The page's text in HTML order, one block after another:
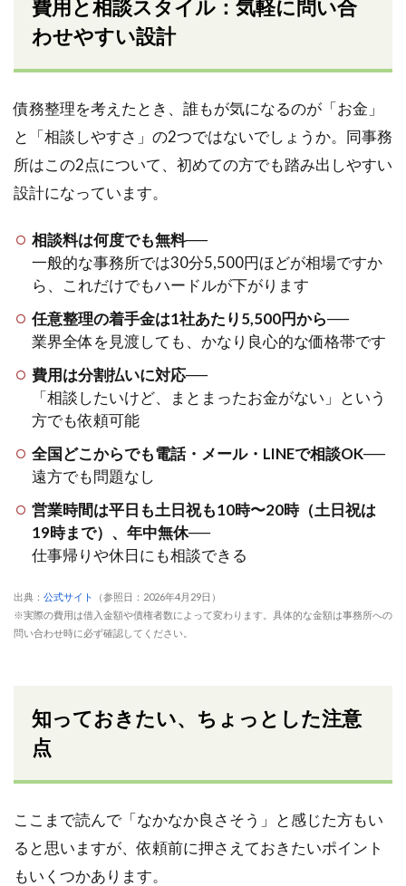
費用と相談スタイル：気軽に問い合
わせやすい設計
債務整理を考えたとき、誰もが気になるのが「お金」
と「相談しやすさ」の2つではないでしょうか。同事務
所はこの2点について、初めての方でも踏み出しやすい
設計になっています。
相談料は何度でも無料──
一般的な事務所では30分5,500円ほどが相場ですか
ら、これだけでもハードルが下がります
任意整理の着手金は1社あたり5,500円から──
業界全体を見渡しても、かなり良心的な価格帯です
費用は分割払いに対応──
「相談したいけど、まとまったお金がない」という
方でも依頼可能
全国どこからでも電話・メール・LINEで相談OK──
遠方でも問題なし
営業時間は平日も土日祝も10時〜20時（土日祝は
19時まで）、年中無休──
仕事帰りや休日にも相談できる
出典： 公式サイト
（参照日：2026年4月29日）
※実際の費用は借入金額や債権者数によって変わります。具体的な金額は事務所への
問い合わせ時に必ず確認してください。
知っておきたい、ちょっとした注意
点
ここまで読んで「なかなか良さそう」と感じた方もい
ると思いますが、依頼前に押さえておきたいポイント
もいくつかあります。